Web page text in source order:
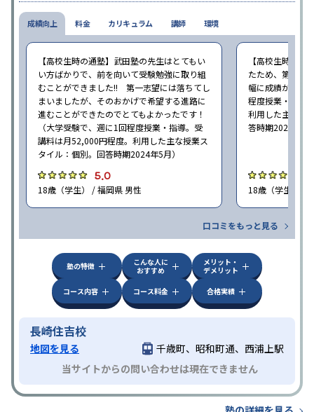
成績向上
【高校生時の通塾】武田塾の先生はとてもい
い方ばかりで、前を向いて受験勉強に取り組
むことができました!! 第一志望には落ちてし
まいましたが、そのおかげで希望する進路に
進むことができたのでとてもよかったです！
（大学受験で、週に1回程度授業・指導。受
講料は月52,000円程度。利用した主な授業ス
タイル：個別。回答時期2024年5月）
5.0
18歳（学生） / 福岡県 男性
【高校生時の通
たため、第一志
幅に成績が向上
程度授業・指導
利用した主な授
答時期2024年5
18歳（学生） /
口コミをもっと見る
料金 カリキュラム 講師 環境
塾の特徴
こんな人に
おすすめ
メリット・
デメリット
コース内容
コース料金 合格実績
長崎住吉校
地図を見る
千歳町、昭和町通、西浦上駅
当サイトからの問い合わせは現在できません